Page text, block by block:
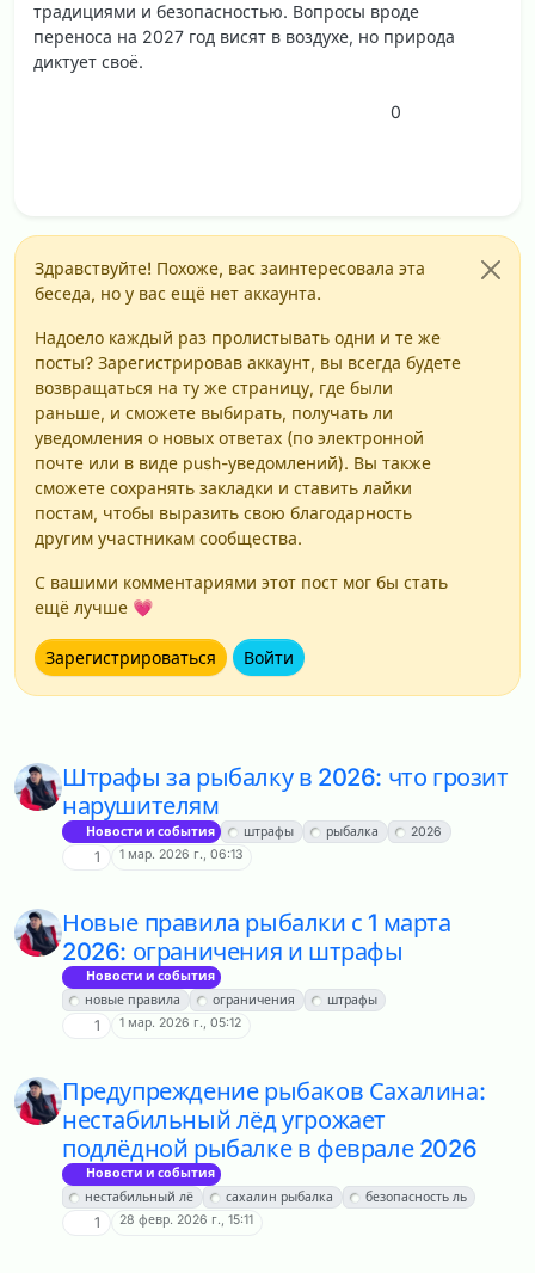
традициями и безопасностью. Вопросы вроде
переноса на 2027 год висят в воздухе, но природа
диктует своё.
0
Здравствуйте! Похоже, вас заинтересовала эта
беседа, но у вас ещё нет аккаунта.
Надоело каждый раз пролистывать одни и те же
посты? Зарегистрировав аккаунт, вы всегда будете
возвращаться на ту же страницу, где были
раньше, и сможете выбирать, получать ли
уведомления о новых ответах (по электронной
почте или в виде push-уведомлений). Вы также
сможете сохранять закладки и ставить лайки
постам, чтобы выразить свою благодарность
другим участникам сообщества.
С вашими комментариями этот пост мог бы стать
ещё лучше 💗
Зарегистрироваться Войти
Штрафы за рыбалку в 2026: что грозит
нарушителям
Новости и события штрафы рыбалка 2026
1 1 мар. 2026 г., 06:13
Новые правила рыбалки с 1 марта
2026: ограничения и штрафы
Новости и события
новые правила
ограничения штрафы
1 1 мар. 2026 г., 05:12
Предупреждение рыбаков Сахалина:
нестабильный лёд угрожает
подлёдной рыбалке в феврале 2026
Новости и события
нестабильный лё
сахалин рыбалка безопасность ль
1 28 февр. 2026 г., 15:11